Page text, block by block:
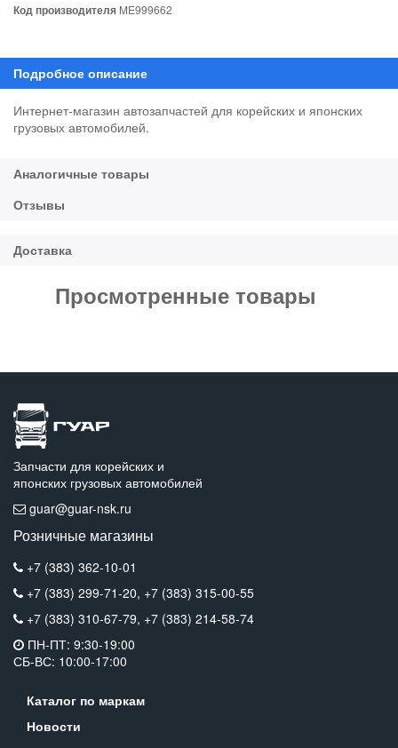
Код производителя ME999662
Интернет-магазин автозапчастей для корейских и японских
грузовых автомобилей.
Просмотренные товары
Запчасти для корейских и
японских грузовых автомобилей
guar@guar-nsk.ru
Розничные магазины
+7 (383) 362-10-01
+7 (383) 299-71-20, +7 (383) 315-00-55
+7 (383) 310-67-79, +7 (383) 214-58-74
ПН-ПТ: 9:30-19:00
СБ-ВС: 10:00-17:00
Каталог по маркам
Новости